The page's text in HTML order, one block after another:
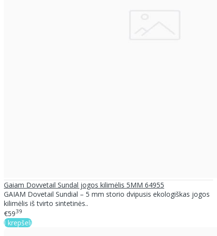
Gaiam Dovvetail Sundal jogos kilimėlis 5MM 64955
GAIAM Dovetail Sundial – 5 mm storio dvipusis ekologiškas jogos
kilimėlis iš tvirto sintetinės..
€5939
Į krepšelį